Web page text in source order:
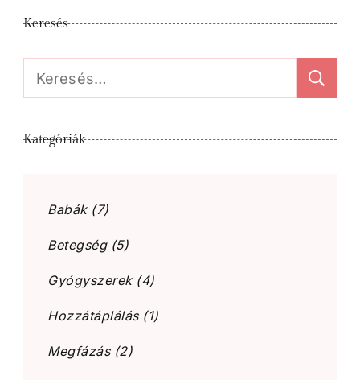
Keresés
Keresés:
Kategóriák
Babák(7)
Betegség(5)
Gyógyszerek(4)
Hozzátáplálás(1)
Megfázás(2)